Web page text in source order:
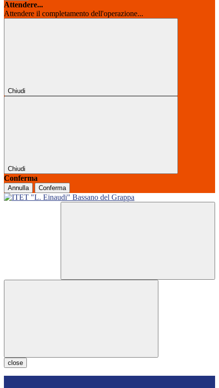
Attendere...
Attendere il completamento dell'operazione...
Chiudi
Chiudi
Conferma
Annulla Conferma
close